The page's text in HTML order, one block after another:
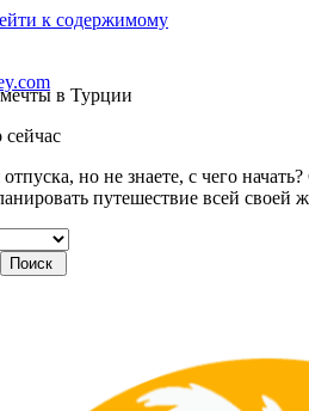
к содержимому
в Турции
но не знаете, с чего
путешествие всей своей